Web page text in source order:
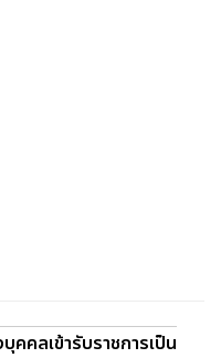
คลเข้ารับราชการเป็น